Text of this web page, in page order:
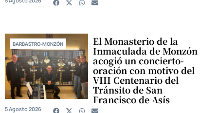
BARBASTRO-MONZÓN El Monasterio de la
Inmaculada de Monzón
acogió un concierto-
oración con motivo del
VIII Centenario del
Tránsito de San
Francisco de Asís
5 Agosto 2026